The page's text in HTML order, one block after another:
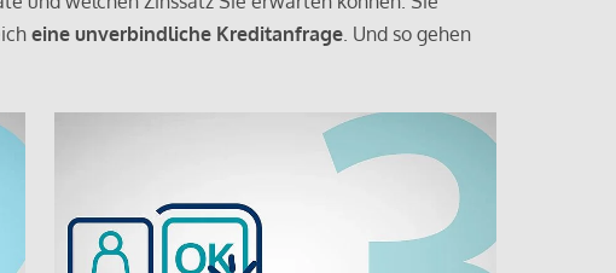
eine unverbindliche Kreditanfrage. Und so gehen